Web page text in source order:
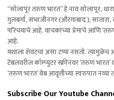
“सोलापूर तरुण भारत” हे नाव सोलापूर,
गुलबर्गा, संभाजीनगर (औरंगाबाद ), सातारा,
परिचयाचे आहे. वाचकांच्या प्रेमाचे आणि
आहे.
यशाला शेवटचा असा टप्पा नसतो. त्यामुळेच
टेबलवरील कॉम्प्युटर स्क्रीनवर ‘तरुण
‘तरुण भारत’ वेब आवृत्तीच्या स्वरुपात नव्या
Subscribe Our Youtube